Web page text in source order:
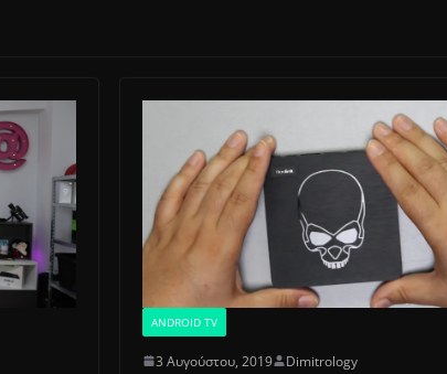
ANDROID TV
3 Αυγούστου, 2019 Dimitrology